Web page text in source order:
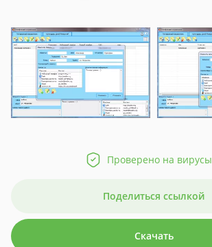
Проверено на вирусы
Поделиться ссылкой
Скачать